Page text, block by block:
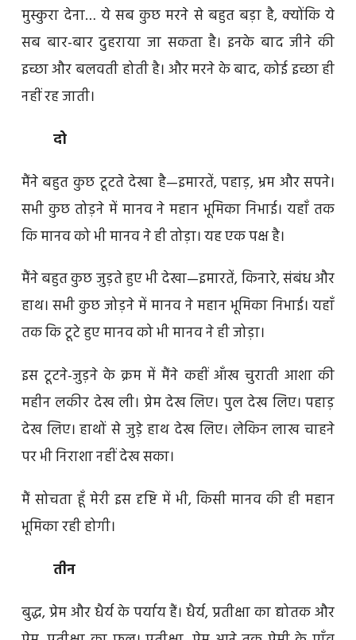
मुस्कुरा देना… ये सब कुछ मरने से बहुत बड़ा है, क्योंकि ये
सब बार-बार दुहराया जा सकता है। इनके बाद जीने की
इच्छा और बलवती होती है। और मरने के बाद, कोई इच्छा ही
नहीं रह जाती।
दो
मैंने बहुत कुछ टूटते देखा है—इमारतें, पहाड़, भ्रम और सपने।
सभी कुछ तोड़ने में मानव ने महान भूमिका निभाई। यहाँ तक
कि मानव को भी मानव ने ही तोड़ा। यह एक पक्ष है।
मैंने बहुत कुछ जुड़ते हुए भी देखा—इमारतें, किनारे, संबंध और
हाथ। सभी कुछ जोड़ने में मानव ने महान भूमिका निभाई। यहाँ
तक कि टूटे हुए मानव को भी मानव ने ही जोड़ा।
इस टूटने-जुड़ने के क्रम में मैंने कहीं आँख चुराती आशा की
महीन लकीर देख ली। प्रेम देख लिए। पुल देख लिए। पहाड़
देख लिए। हाथों से जुड़े हाथ देख लिए। लेकिन लाख चाहने
पर भी निराशा नहीं देख सका।
मैं सोचता हूँ मेरी इस दृष्टि में भी, किसी मानव की ही महान
भूमिका रही होगी।
तीन
बुद्ध, प्रेम और धैर्य के पर्याय हैं। धैर्य, प्रतीक्षा का द्योतक और